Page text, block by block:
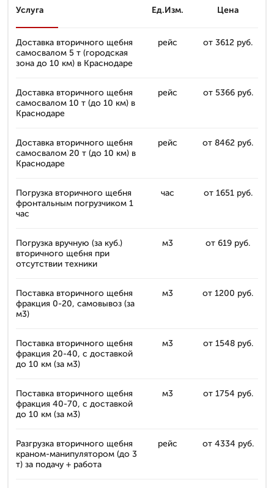
Услуга Ед.Изм. Цена
Доставка вторичного щебня
самосвалом 5 т (городская
зона до 10 км) в Краснодаре
рейс от 3612 руб.
Доставка вторичного щебня
самосвалом 10 т (до 10 км) в
Краснодаре
рейс от 5366 руб.
Доставка вторичного щебня
самосвалом 20 т (до 10 км) в
Краснодаре
рейс от 8462 руб.
Погрузка вторичного щебня
фронтальным погрузчиком 1
час
час от 1651 руб.
Погрузка вручную (за куб.)
вторичного щебня при
отсутствии техники
м3 от 619 руб.
Поставка вторичного щебня
фракция 0-20, самовывоз (за
м3)
м3 от 1200 руб.
Поставка вторичного щебня
фракция 20-40, с доставкой
до 10 км (за м3)
м3 от 1548 руб.
Поставка вторичного щебня
фракция 40-70, с доставкой
до 10 км (за м3)
м3 от 1754 руб.
Разгрузка вторичного щебня
краном-манипулятором (до 3
т) за подачу + работа
рейс от 4334 руб.